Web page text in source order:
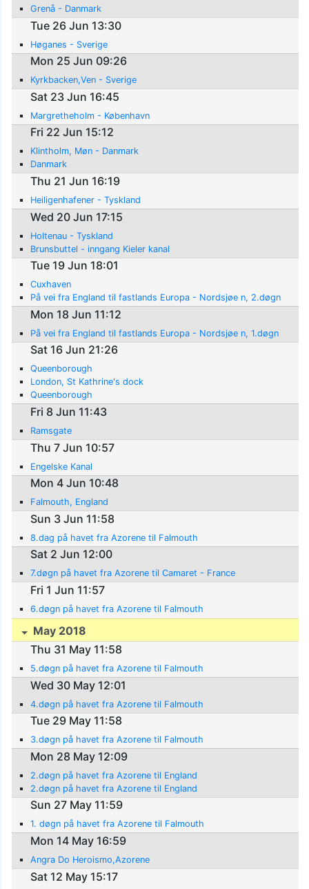
Grenå - Danmark
Tue 26 Jun 13:30
Høganes - Sverige
Mon 25 Jun 09:26
Kyrkbacken,Ven - Sverige
Sat 23 Jun 16:45
Margretheholm - København
Fri 22 Jun 15:12
Klintholm, Møn - Danmark
Danmark
Thu 21 Jun 16:19
Heiligenhafener - Tyskland
Wed 20 Jun 17:15
Holtenau - Tyskland
Brunsbuttel - inngang Kieler kanal
Tue 19 Jun 18:01
Cuxhaven
På vei fra England til fastlands Europa - Nordsjøe n, 2.døgn
Mon 18 Jun 11:12
På vei fra England til fastlands Europa - Nordsjøe n, 1.døgn
Sat 16 Jun 21:26
Queenborough
London, St Kathrine's dock
Queenborough
Fri 8 Jun 11:43
Ramsgate
Thu 7 Jun 10:57
Engelske Kanal
Mon 4 Jun 10:48
Falmouth, England
Sun 3 Jun 11:58
8.dag på havet fra Azorene til Falmouth
Sat 2 Jun 12:00
7.døgn på havet fra Azorene til Camaret - France
Fri 1 Jun 11:57
6.døgn på havet fra Azorene til Falmouth
May 2018
Thu 31 May 11:58
5.døgn på havet fra Azorene til Falmouth
Wed 30 May 12:01
4.døgn på havet fra Azorene til Falmouth
Tue 29 May 11:58
3.døgn på havet fra Azorene til Falmouth
Mon 28 May 12:09
2.døgn på havet fra Azorene til England
2.døgn på havet fra Azorene til England
Sun 27 May 11:59
1. døgn på havet fra Azorene til Falmouth
Mon 14 May 16:59
Angra Do Heroismo,Azorene
Sat 12 May 15:17